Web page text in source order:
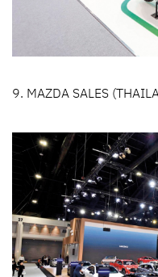
9. MAZDA SALES